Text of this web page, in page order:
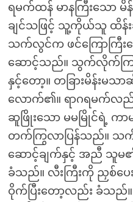
ရမက်ထန် မာနကြီးသော မိ
ချင်သဖြင့် သူ့ကိုယ်သူ ထိန်းခ
သက်လွင်က ဖင်ကြောကြီး
ဆောင့်သည်။ သွက်လိုက်ကြမ်
နှင့်တော့။ တခြားမိန်းမသာ
လောက်၏။ ရာဂရမက်လည်
ဆူဖြိုးသော မမမြိုင်ရဲ့
တက်ကြွလာပြန်သည်။ သ
ဆောင့်ချက်နှင့် အညီ သူမ၏
ခံသည်။ လီးကြီးကို ညှစ်ပေ
ဝိုက်ပြီးတော့လည်း ခံသည်။